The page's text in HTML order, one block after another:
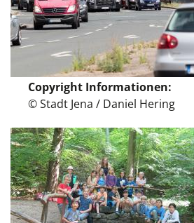
Copyright Informationen
© Stadt Jena / Daniel Hering